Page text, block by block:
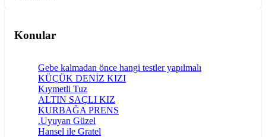
Konular
Gebe kalmadan önce hangi testler yapılmalı
KÜÇÜK DENİZ KIZI
Kıymetli Tuz
ALTIN SAÇLI KIZ
KURBAĞA PRENS
.Uyuyan Güzel
Hansel ile Gratel